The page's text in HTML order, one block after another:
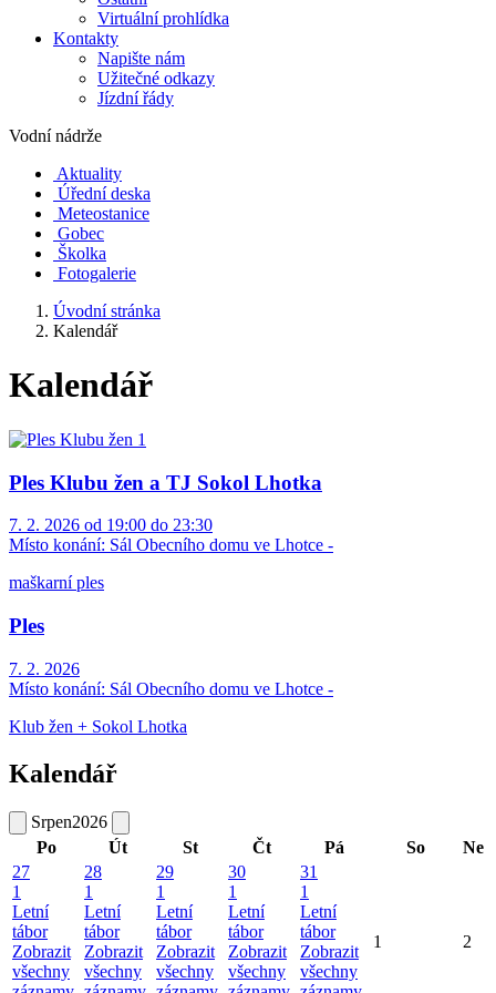
Virtuální prohlídka
Kontakty
Napište nám
Užitečné odkazy
Jízdní řády
Vodní nádrže
Aktuality
Úřední deska
Meteostanice
Gobec
Školka
Fotogalerie
Úvodní stránka
Kalendář
Kalendář
Ples Klubu žen a TJ Sokol Lhotka
7. 2. 2026 od 19:00 do 23:30
Místo konání: Sál Obecního domu ve Lhotce -
maškarní ples
Ples
7. 2. 2026
Místo konání: Sál Obecního domu ve Lhotce -
Klub žen + Sokol Lhotka
Kalendář
Srpen2026
Po
Út St Čt Pá So
Ne
27
1
Letní
tábor
Zobrazit
všechny
28
1
Letní
tábor
Zobrazit
všechny
29
1
Letní
tábor
Zobrazit
všechny
30
1
Letní
tábor
Zobrazit
všechny
31
1
Letní
tábor
Zobrazit
všechny
1 2